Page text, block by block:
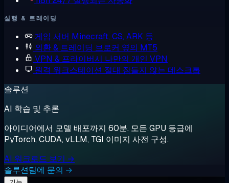
실행 & 트레이딩
게임 서버 Minecraft, CS, ARK 등
외환 & 트레이딩 브로커 옆의 MT5
VPN & 프라이버시 나만의 개인 VPN
원격 워크스테이션 절대 잠들지 않는 데스크톱
솔루션
AI 학습 및 추론
아이디어에서 모델 배포까지 60분. 모든 GPU 등급에
PyTorch, CUDA, vLLM, TGI 이미지 사전 구성.
AI 워크로드 보기 →
솔루션팀에 문의 →